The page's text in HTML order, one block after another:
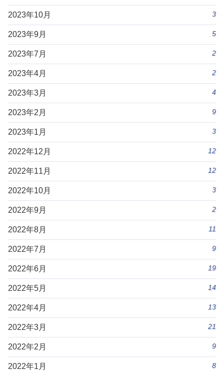
2023年10月 3
2023年9月 5
2023年7月 2
2023年4月 2
2023年3月 4
2023年2月 9
2023年1月 3
2022年12月 12
2022年11月 12
2022年10月 3
2022年9月 2
2022年8月 11
2022年7月 9
2022年6月 19
2022年5月 14
2022年4月 13
2022年3月 21
2022年2月 9
2022年1月 8